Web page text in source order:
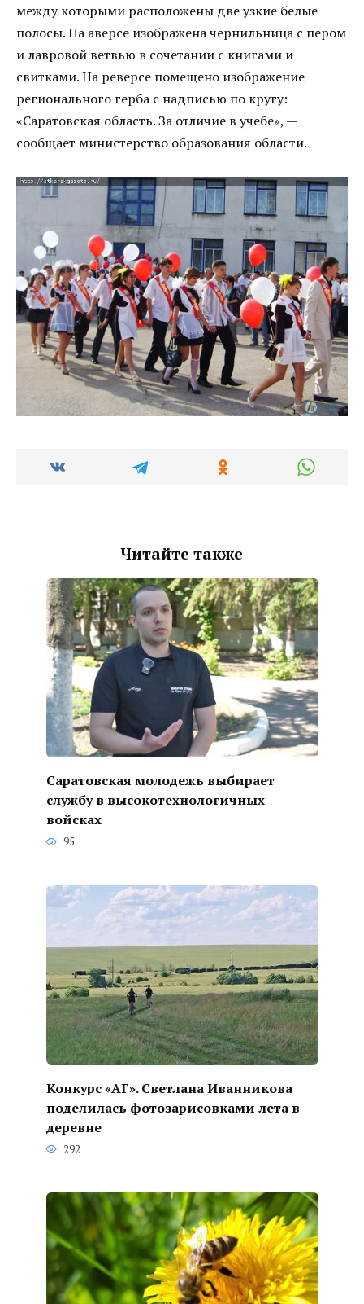
между которыми расположены две узкие белые
полосы. На аверсе изображена чернильница с пером
и лавровой ветвью в сочетании с книгами и
свитками. На реверсе помещено изображение
регионального герба с надписью по кругу:
«Саратовская область. За отличие в учебе», —
сообщает министерство образования области.
Читайте также
Саратовская молодежь выбирает
службу в высокотехнологичных
войсках
95
Конкурс «АГ». Светлана Иванникова
поделилась фотозарисовками лета в
деревне
292